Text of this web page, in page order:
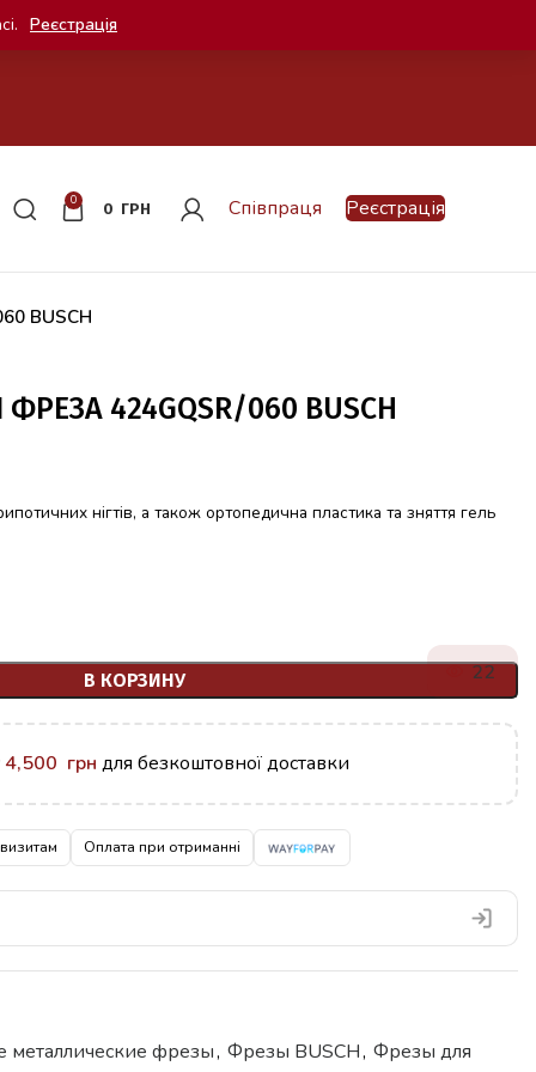
0
0 ГРН Співпраця Реєстрація
BUSCH
424GQSR/060 BUSCH
нігтів, а також ортопедична пластика та зняття гель
В КОРЗИНУ 22
4,500 грн для безкоштовної доставки
Оплата при отриманні
металлические фрезы, Фрезы BUSCH, Фрезы для
Реєстрація